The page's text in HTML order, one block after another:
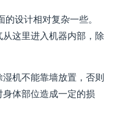
设计相对复杂一些。
这里进入机器内部，除
机不能靠墙放置，否则
体部位造成一定的损